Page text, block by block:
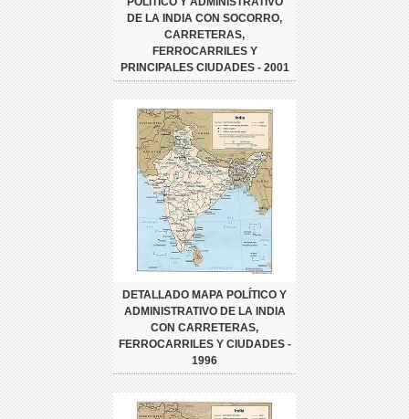
DE LA INDIA CON SOCORRO,
CARRETERAS,
FERROCARRILES Y
PRINCIPALES CIUDADES - 2001
DETALLADO MAPA POLÍTICO Y
ADMINISTRATIVO DE LA INDIA
CON CARRETERAS,
FERROCARRILES Y CIUDADES -
1996